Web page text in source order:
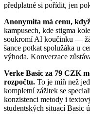
předplatné si pořídit, jen
Anonymita má cenu,
kampusech, kde stigma
soukromí AI koučinku —
šance potkat spolužáka u
výhoda. Konverzace
Verke Basic za 79 CZK
rozpočtu. To je míň než
kompletní zážitek se
konzistenci metody i
studentských situací Basic